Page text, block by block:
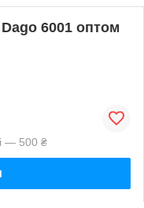
6001 оптом
— 500 ₴